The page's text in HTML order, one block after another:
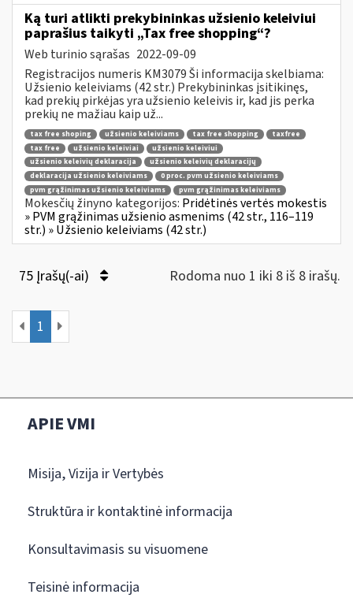
Ką turi atlikti prekybininkas užsienio keleiviui
paprašius taikyti „Tax free shopping“?
Web turinio sąrašas 2022-09-09
Registracijos numeris KM3079 Ši informacija skelbiama:
Užsienio keleiviams (42 str.) Prekybininkas įsitikinęs,
kad prekių pirkėjas yra užsienio keleivis ir, kad jis perka
prekių ne mažiau kaip už...
tax free shoping užsienio keleiviams tax free shopping
taxfree
tax free
užsienio keleiviai
užsienio keleiviui
užsienio keleivių deklaracija
užsienio keleivių deklaracijų
deklaracija užsienio keleiviams
0 proc. pvm užsienio keleiviams
pvm grąžinimas užsienio keleiviams
pvm grąžinimas keleiviams
Mokesčių žinyno kategorijos: Pridėtinės vertės mokestis
» PVM grąžinimas užsienio asmenims (42 str., 116–119
str.) » Užsienio keleiviams (42 str.)
75 Įrašų(-ai) Rodoma nuo 1 iki 8 iš 8 irašų.
1
APIE VMI
Misija, Vizija ir Vertybės
Struktūra ir kontaktinė informacija
Konsultavimasis su visuomene
Teisinė informacija